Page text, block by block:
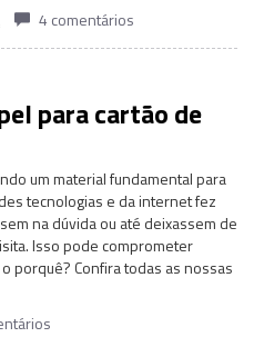
4 comentários
para cartão de
um material fundamental para
tecnologias e da internet fez
na dúvida ou até deixassem de
Isso pode comprometer
porquê? Confira todas as nossas